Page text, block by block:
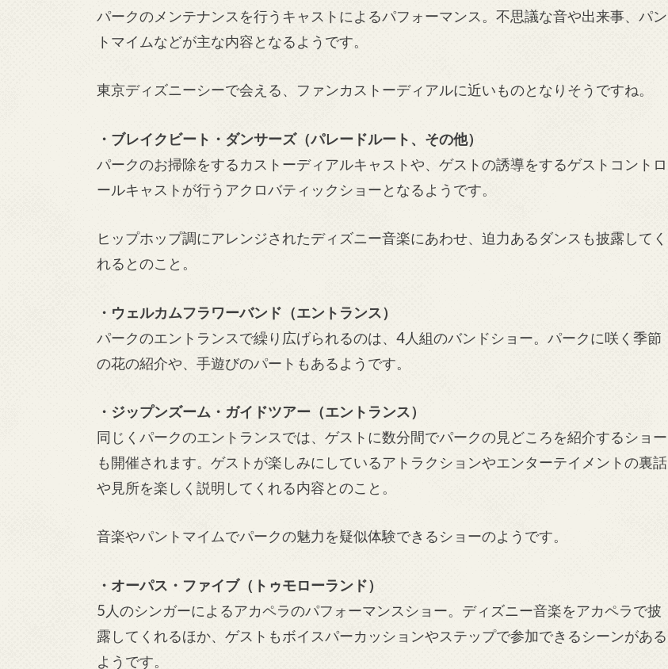
パークのメンテナンスを行うキャストによるパフォーマンス。不思議な音や出来事、パン
トマイムなどが主な内容となるようです。
東京ディズニーシーで会える、ファンカストーディアルに近いものとなりそうですね。
・ブレイクビート・ダンサーズ（パレードルート、その他）
パークのお掃除をするカストーディアルキャストや、ゲストの誘導をするゲストコントロ
ールキャストが行うアクロバティックショーとなるようです。
ヒップホップ調にアレンジされたディズニー音楽にあわせ、迫力あるダンスも披露してく
れるとのこと。
・ウェルカムフラワーバンド（エントランス）
パークのエントランスで繰り広げられるのは、4人組のバンドショー。パークに咲く季節
の花の紹介や、手遊びのパートもあるようです。
・ジップンズーム・ガイドツアー（エントランス）
同じくパークのエントランスでは、ゲストに数分間でパークの見どころを紹介するショー
も開催されます。ゲストが楽しみにしているアトラクションやエンターテイメントの裏話
や見所を楽しく説明してくれる内容とのこと。
音楽やパントマイムでパークの魅力を疑似体験できるショーのようです。
・オーパス・ファイブ（トゥモローランド）
5人のシンガーによるアカペラのパフォーマンスショー。ディズニー音楽をアカペラで披
露してくれるほか、ゲストもボイスパーカッションやステップで参加できるシーンがある
ようです。